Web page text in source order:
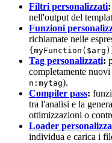
Filtri personalizzati:
nell'output del
Funzioni
richiamate nelle
Tag personalizzati:
completamente nuovi
n:mytag).
Compiler pass:
tra l'analisi e la
ottimizzazioni o
Loader
individua e carica i